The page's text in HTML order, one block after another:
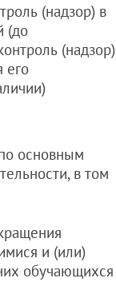
(надзор) в
(до
(надзор)
его
основным
в том
и (или)
обучающихся